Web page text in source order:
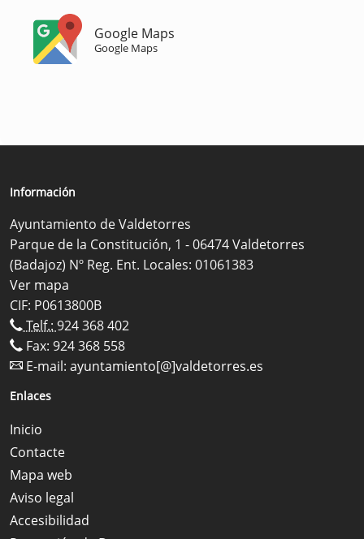
Google Maps
Google Maps
Información
Ayuntamiento de Valdetorres
Parque de la Constitución, 1 - 06474 Valdetorres
(Badajoz) Nº Reg. Ent. Locales: 01061383
Ver mapa
CIF: P0613800B
Telf.: 924 368 402
Fax: 924 368 558
E-mail: ayuntamiento[@]valdetorres.es
Enlaces
Inicio
Contacte
Mapa web
Aviso legal
Accesibilidad